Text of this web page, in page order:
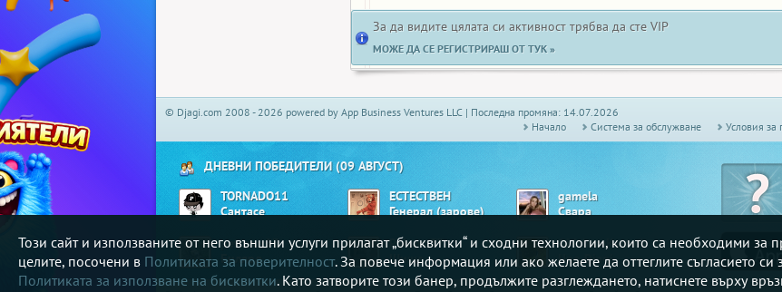
За да видите цялата си активност трябва да сте VIP
МОЖЕ ДА СЕ РЕГИСТРИРАШ ОТ ТУК »
Този сайт и използваните от него външни услуги прилагат „бисквитки“ и сходни технологии, които са необходими
целите, посочени в Политиката за поверителност. За повече информация или ако желаете да оттеглите съгласието си
Политиката за използване на бисквитки. Като затворите този банер, продължите разглеждането, натиснете върху
© Djagi.com 2008 - 2026 powered by App Business Ventures LLC | Последна промяна: 14.07.2026
Начало
Системa за обслужване Условия за
ДНЕВНИ ПОБЕДИТЕЛИ (09 АВГУСТ)
TORNADO11
Сантасе
ECTECTBEH
Генерал (зарове)
gamela
Свара
pettaarr93
Билярд
Paloma77
Шише
ObichamKartofi
Uno Djagi